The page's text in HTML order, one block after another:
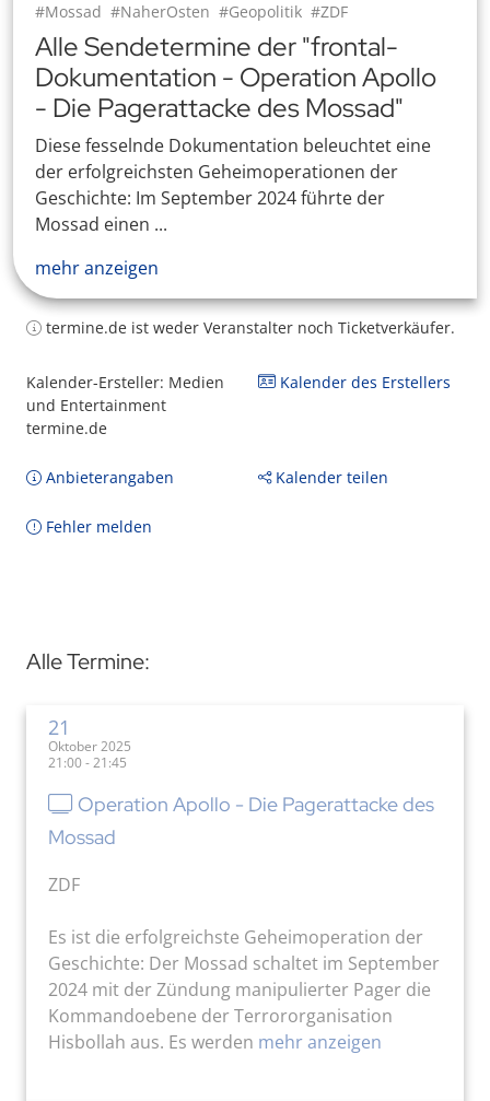
#Mossad #NaherOsten #Geopolitik #ZDF
Alle Sendetermine der "frontal-
Dokumentation - Operation Apollo
- Die Pagerattacke des Mossad"
Diese fesselnde Dokumentation beleuchtet eine
der erfolgreichsten Geheimoperationen der
Geschichte: Im September 2024 führte der
Mossad einen ...
mehr anzeigen
termine.de ist weder Veranstalter noch Ticketverkäufer.
Kalender-Ersteller: Medien
und Entertainment
termine.de
Kalender des Erstellers
Anbieterangaben Kalender teilen
Fehler melden
Alle Termine:
21
Oktober 2025
21:00 - 21:45
Operation Apollo - Die Pagerattacke des
Mossad
ZDF
Es ist die erfolgreichste Geheimoperation der
Geschichte: Der Mossad schaltet im September
2024 mit der Zündung manipulierter Pager die
Kommandoebene der Terrororganisation
Hisbollah aus. Es werden mehr anzeigen